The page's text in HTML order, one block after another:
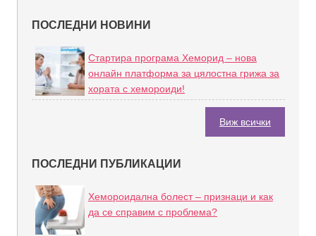
ПОСЛЕДНИ НОВИНИ
Стартира програма Хеморид – нова
онлайн платформа за цялостна грижа за
хората с хемороиди!
Виж всички
ПОСЛЕДНИ ПУБЛИКАЦИИ
Хемороидална болест – признаци и как
да се справим с проблема?